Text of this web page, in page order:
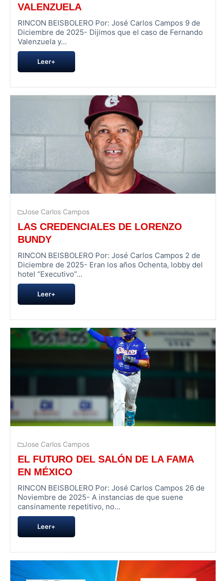
VALENZUELA
RINCON BEISBOLERO Por: José Carlos Campos 9 de
Diciembre de 2025- Dijimos que el caso de Fernando
Valenzuela y...
Leer+
Jose Carlos Campos
LAS CREDENCIALES DE LORENZO
BUNDY
RINCON BEISBOLERO Por: José Carlos Campos 2 de
Diciembre de 2025- Eran los años Ochenta, lobby del
hotel “Executivo”...
Leer+
Jose Carlos Campos
EL FUTURO DEL SALÓN DE LA FAMA
EN MÉXICO
RINCON BEISBOLERO Por: José Carlos Campos 26 de
Noviembre de 2025- A instancias de que suene
cansinamente repetitivo, no...
Leer+